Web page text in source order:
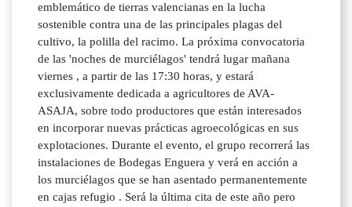
emblemático de tierras valencianas en la lucha
sostenible contra una de las principales plagas del
cultivo, la polilla del racimo. La próxima convocatoria
de las 'noches de murciélagos' tendrá lugar mañana
viernes , a partir de las 17:30 horas, y estará
exclusivamente dedicada a agricultores de AVA-
ASAJA, sobre todo productores que están interesados
en incorporar nuevas prácticas agroecológicas en sus
explotaciones. Durante el evento, el grupo recorrerá las
instalaciones de Bodegas Enguera y verá en acción a
los murciélagos que se han asentado permanentemente
en cajas refugio . Será la última cita de este año pero